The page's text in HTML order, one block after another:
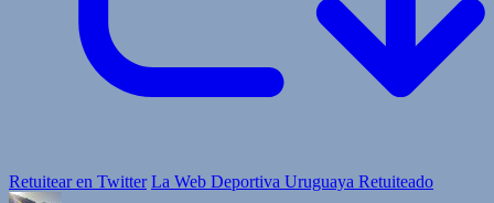
Retuitear en Twitter La Web Deportiva Uruguaya Retuiteado